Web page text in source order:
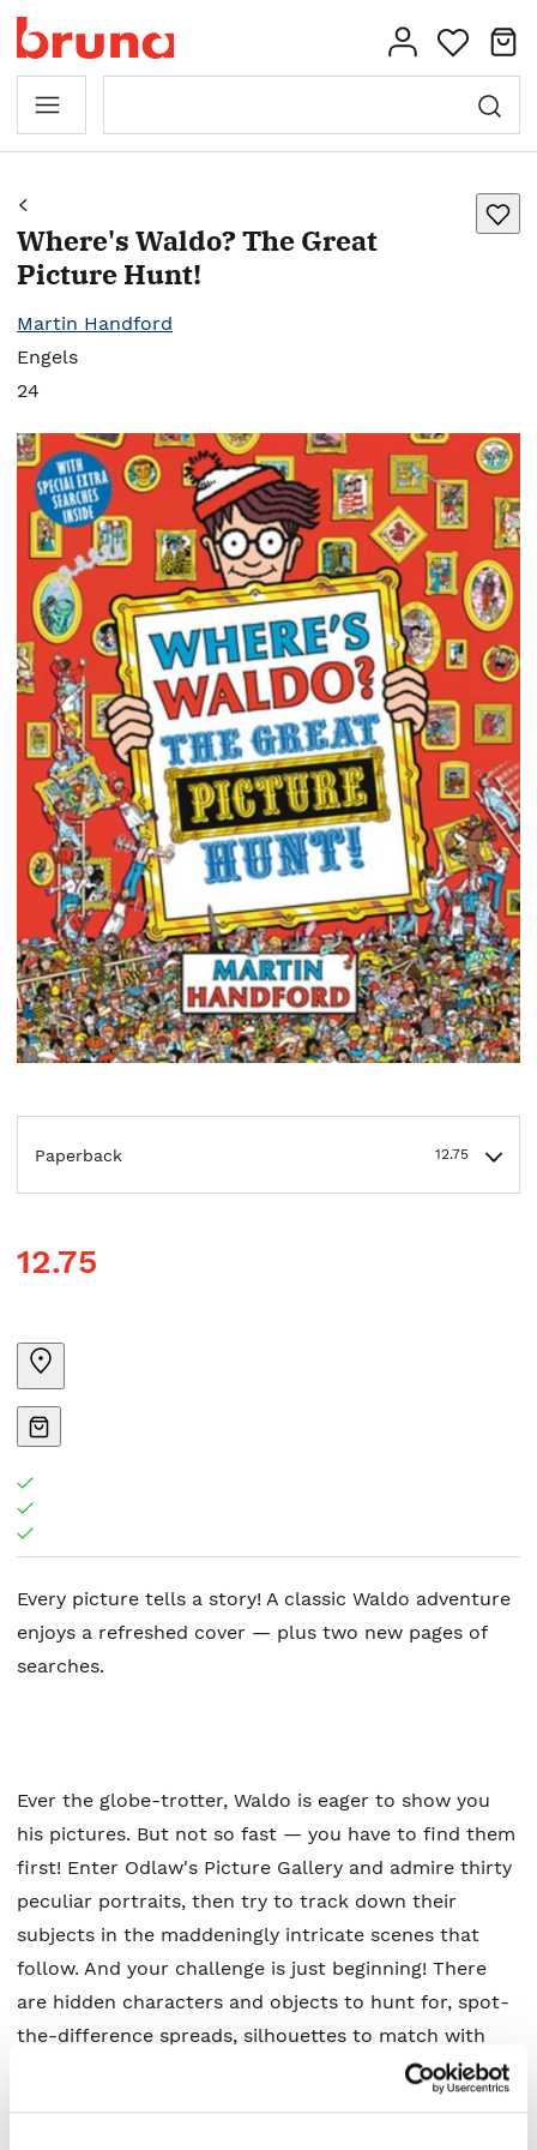
Where's Waldo? The Great
Picture Hunt!
Martin Handford
Engels
24
Paperback 12.75
12.75
Every picture tells a story! A classic Waldo adventure
enjoys a refreshed cover — plus two new pages of
searches.
Ever the globe-trotter, Waldo is eager to show you
his pictures. But not so fast — you have to find them
first! Enter Odlaw's Picture Gallery and admire thirty
peculiar portraits, then try to track down their
subjects in the maddeningly intricate scenes that
follow. And your challenge is just beginning! There
are hidden characters and objects to hunt for, spot-
the-difference spreads, silhouettes to match with
originals, and plenty more. Happy hunting — it's truly